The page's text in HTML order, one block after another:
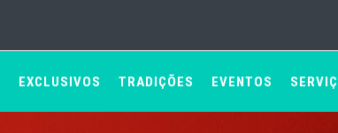
EXCLUSIVOS TRADIÇÕES EVENTOS